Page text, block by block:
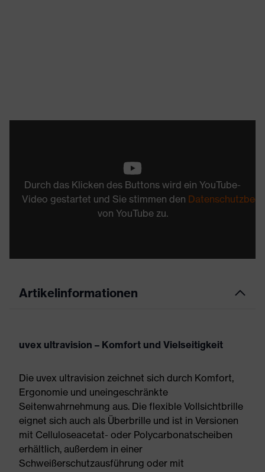
Durch das Klicken des Buttons wird ein YouTube-
Video gestartet und Sie stimmen den
von YouTube zu.
Artikelinformationen
uvex ultravision – Komfort und Vielseitigkeit
Die uvex ultravision zeichnet sich durch Komfort,
Ergonomie und uneingeschränkte
Seitenwahrnehmung aus. Die flexible Vollsichtbrille
eignet sich auch als Überbrille und ist in Versionen
mit Celluloseacetat- oder Polycarbonatscheiben
erhältlich, außerdem in einer
Schweißerschutzausführung oder mit